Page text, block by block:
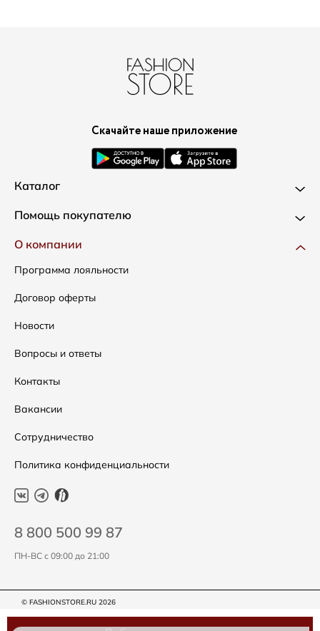
Скачайте наше приложение
Каталог
Новинки
Одежда
Сумки
Аксессуары
Распродажа
Подарочные сертификаты
Помощь покупателю
Доставка и оплата
Как оформить заказ
Условия возвратов
Таблица размеров
Уход за одеждой
О компании
Программа лояльности
Договор оферты
Новости
Вопросы и ответы
Контакты
Вакансии
Сотрудничество
Политика конфиденциальности
8 800 500 99 87
ПН-ВС с 09:00 до 21:00
© FASHIONSTORE.RU 2026